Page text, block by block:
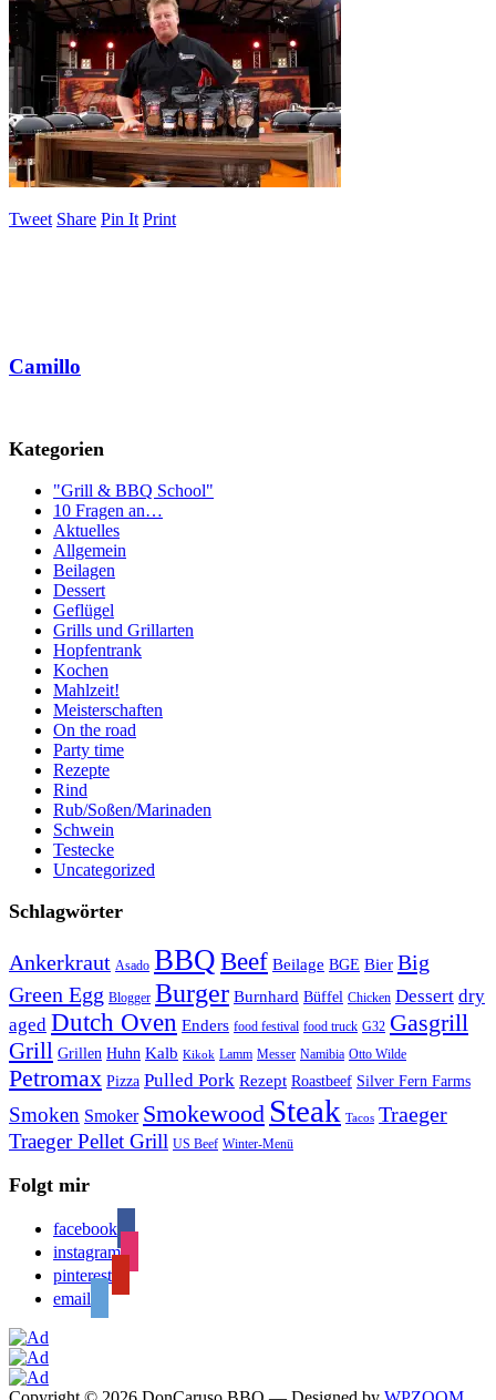
Tweet Share Pin It Print
Camillo
Kategorien
"Grill & BBQ School"
10 Fragen an…
Aktuelles
Allgemein
Beilagen
Dessert
Geflügel
Grills und Grillarten
Hopfentrank
Kochen
Mahlzeit!
Meisterschaften
On the road
Party time
Rezepte
Rind
Rub/Soßen/Marinaden
Schwein
Testecke
Uncategorized
Schlagwörter
Ankerkraut Asado BBQBeef Beilage BGE Bier Big
Green Egg Blogger Burger Burnhard Büffel Chicken Dessert dry
aged Dutch Oven Enders food festival food truck G32 Gasgrill
Grill Grillen Huhn Kalb Kikok Lamm Messer Namibia Otto Wilde
Petromax Pizza Pulled Pork Rezept Roastbeef Silver Fern Farms
Smoken Smoker Smokewood Steak Tacos Traeger
Traeger Pellet Grill US Beef Winter-Menü
Folgt mir
facebook
instagram
pinterest
email